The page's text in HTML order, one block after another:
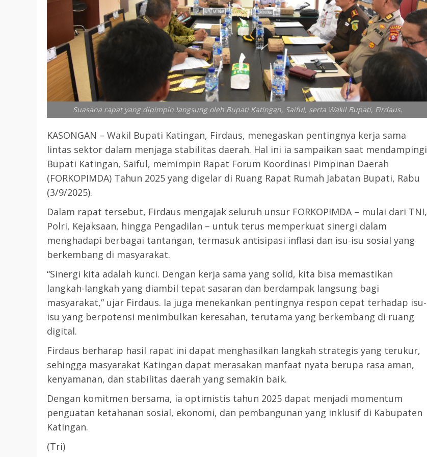
Suasana rapat yang dipimpin langsung oleh Bupati Katingan, Saiful, serta Wakil Bupati, Firdaus.
KASONGAN – Wakil Bupati Katingan, Firdaus, menegaskan pentingnya kerja sama
lintas sektor dalam menjaga stabilitas daerah. Hal ini ia sampaikan saat mendampingi
Bupati Katingan, Saiful, memimpin Rapat Forum Koordinasi Pimpinan Daerah
(FORKOPIMDA) Tahun 2025 yang digelar di Ruang Rapat Rumah Jabatan Bupati, Rabu
(3/9/2025).
Dalam rapat tersebut, Firdaus mengajak seluruh unsur FORKOPIMDA – mulai dari TNI,
Polri, Kejaksaan, hingga Pengadilan – untuk terus memperkuat sinergi dalam
menghadapi berbagai tantangan, termasuk antisipasi inflasi dan isu-isu sosial yang
berkembang di masyarakat.
“Sinergi kita adalah kunci. Dengan kerja sama yang solid, kita bisa memastikan
langkah-langkah yang diambil tepat sasaran dan berdampak langsung bagi
masyarakat,” ujar Firdaus. Ia juga menekankan pentingnya respon cepat terhadap isu-
isu yang berpotensi menimbulkan keresahan, terutama yang berkembang di ruang
digital.
Firdaus berharap hasil rapat ini dapat menghasilkan langkah strategis yang terukur,
sehingga masyarakat Katingan dapat merasakan manfaat nyata berupa rasa aman,
kenyamanan, dan stabilitas daerah yang semakin baik.
Dengan komitmen bersama, ia optimistis tahun 2025 dapat menjadi momentum
penguatan ketahanan sosial, ekonomi, dan pembangunan yang inklusif di Kabupaten
Katingan.
(Tri)